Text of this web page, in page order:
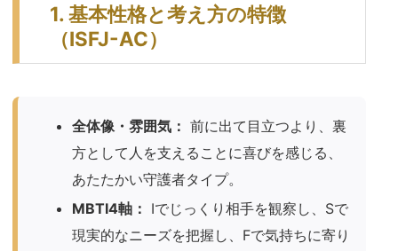
1. 基本性格と考え方の特徴
（ISFJ-AC）
全体像・雰囲気： 前に出て目立つより、裏
方として人を支えることに喜びを感じる、
あたたかい守護者タイプ。
MBTI4軸： Iでじっくり相手を観察し、Sで
現実的なニーズを把握し、Fで気持ちに寄り